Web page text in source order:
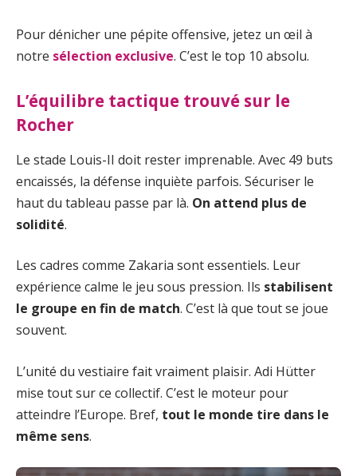
Pour dénicher une pépite offensive, jetez un œil à
notre sélection exclusive. C’est le top 10 absolu.
L’équilibre tactique trouvé sur le
Rocher
Le stade Louis-II doit rester imprenable. Avec 49 buts
encaissés, la défense inquiète parfois. Sécuriser le
haut du tableau passe par là. On attend plus de
solidité.
Les cadres comme Zakaria sont essentiels. Leur
expérience calme le jeu sous pression. Ils stabilisent
le groupe en fin de match. C’est là que tout se joue
souvent.
L’unité du vestiaire fait vraiment plaisir. Adi Hütter
mise tout sur ce collectif. C’est le moteur pour
atteindre l’Europe. Bref, tout le monde tire dans le
même sens.